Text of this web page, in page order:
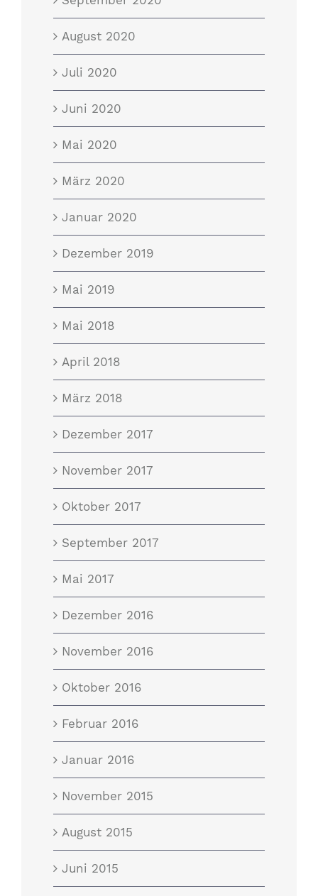
August 2020
Juli 2020
Juni 2020
Mai 2020
März 2020
Januar 2020
Dezember 2019
Mai 2019
Mai 2018
April 2018
März 2018
Dezember 2017
November 2017
Oktober 2017
September 2017
Mai 2017
Dezember 2016
November 2016
Oktober 2016
Februar 2016
Januar 2016
November 2015
August 2015
Juni 2015